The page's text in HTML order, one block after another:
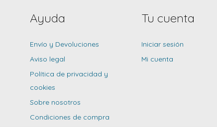
Ayuda
Envío y Devoluciones
Aviso legal
Política de privacidad y
cookies
Sobre nosotros
Condiciones de compra
Tu cuenta
Iniciar sesión
Mi cuenta